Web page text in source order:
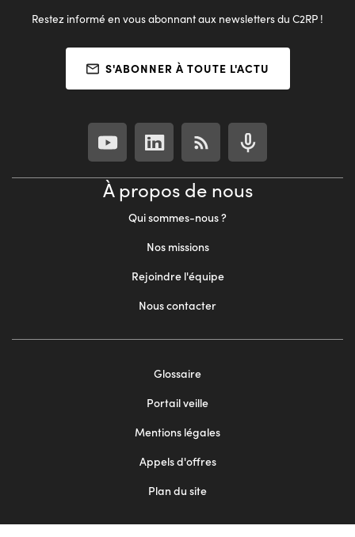
Restez informé en vous abonnant aux newsletters du C2RP !
S'ABONNER À TOUTE L'ACTU
À propos de nous
Qui sommes-nous ?
Nos missions
Rejoindre l'équipe
Nous contacter
Glossaire
Portail veille
Mentions légales
Appels d'offres
Plan du site